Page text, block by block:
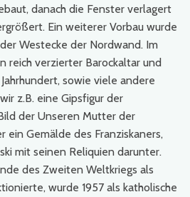
danach die Fenster verlagert
Ein weiterer Vorbau wurde
Westecke der Nordwand. Im
reich verzierter Barockaltar und
sowie viele andere
z.B. eine Gipsfigur der
der Unseren Mutter der
ein Gemälde des Franziskaners,
mit seinen Reliquien darunter.
des Zweiten Weltkriegs als
wurde 1957 als katholische